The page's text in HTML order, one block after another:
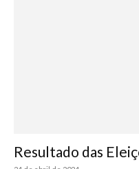
Resultado das